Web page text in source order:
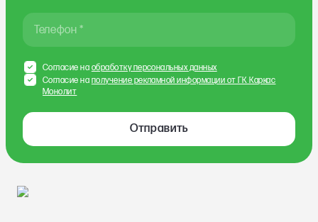
Телефон *
Отправить
Согласие на обработку персональных данных
Согласие на получение рекламной информации от ГК Каркас
Монолит